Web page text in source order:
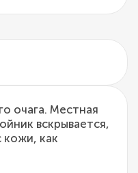
очага. Местная
вскрывается,
кожи, как